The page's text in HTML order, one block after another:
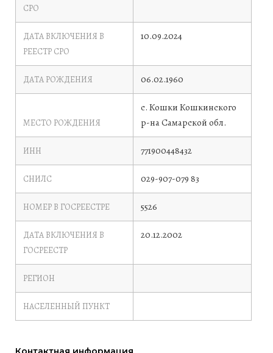
СРО
ДАТА ВКЛЮЧЕНИЯ В
РЕЕСТР СРО
10.09.2024
ДАТА РОЖДЕНИЯ 06.02.1960
МЕСТО РОЖДЕНИЯ
с. Кошки Кошкинского
р-на Самарской обл.
ИНН 771900448432
СНИЛС 029-907-079 83
НОМЕР В ГОСРЕЕСТРЕ 5526
ДАТА ВКЛЮЧЕНИЯ В
ГОСРЕЕСТР
20.12.2002
РЕГИОН
НАСЕЛЕННЫЙ ПУНКТ